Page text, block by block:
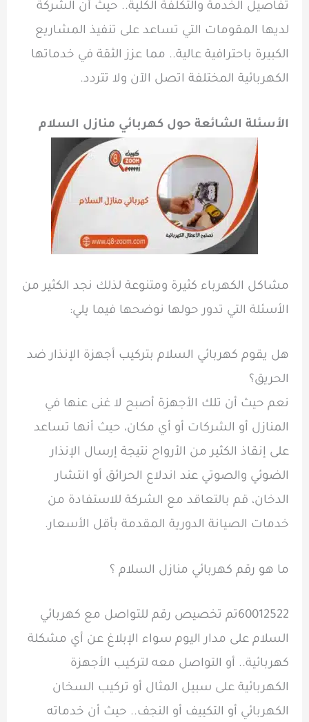
تفاصيل الخدمة والتكلفة الكلية.. حيث أن الشركة
لديها المقومات التي تساعد على تنفيذ المشاريع
الكبيرة باحترافية عالية.. مما عزز الثقة في خدماتها
الكهربائية المختلفة اتصل الآن ولا تتردد.
الأسئلة الشائعة حول كهربائي منازل السلام
مشاكل الكهرباء كثيرة ومتنوعة لذلك نجد الكثير من
الأسئلة التي تدور حولها نوضحها فيما يلي:
هل يقوم كهربائي السلام بتركيب أجهزة الإنذار ضد
الحريق؟
نعم حيث أن تلك الأجهزة أصبح لا غنى عنها في
المنازل أو الشركات أو أي مكان، حيث أنها تساعد
على إنقاذ الكثير من الأرواح نتيجة إرسال الإنذار
الضوئي والصوتي عند اندلاع الحرائق أو انتشار
الدخان، قم بالتعاقد مع الشركة للاستفادة من
خدمات الصيانة الدورية المقدمة بأقل الأسعار.
ما هو رقم كهربائي منازل السلام ؟
60012522تم تخصيص رقم للتواصل مع كهربائي
السلام على مدار اليوم سواء الإبلاغ عن أي مشكلة
كهربائية.. أو التواصل معه لتركيب الأجهزة
الكهربائية على سبيل المثال أو تركيب السخان
الكهربائي أو التكييف أو النجف.. حيث أن خدماته